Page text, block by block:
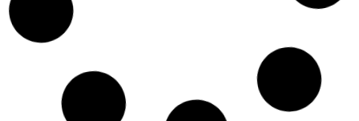
8a Sesión de Trabajo
CONTINUAR LEYENDO
viernes, 9 de diciembre, 2022